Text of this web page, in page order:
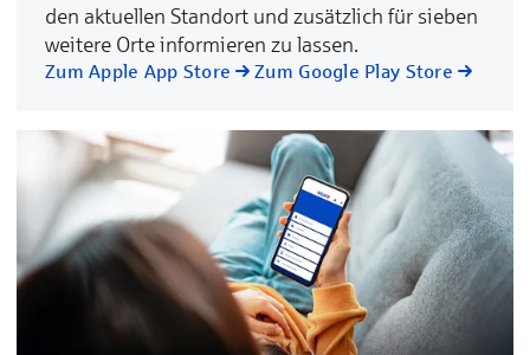
den ak­tu­el­len Stand­­ort und zu­sätz­lich für sie­ben
wei­te­re Or­te in­for­mie­ren zu las­sen.
Zum Apple App Store Zum Google Play Store